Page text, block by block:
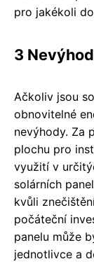
pro jakékoli
3
Ačkoliv jsou
obnovitelné
nevýhody. Za
plochu pro
využití v
solárních
kvůli
počáteční
panelu může
jednotlivce a